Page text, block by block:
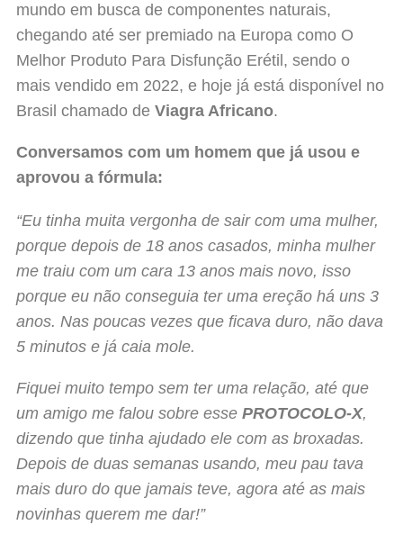
mundo em busca de componentes naturais,
chegando até ser premiado na Europa como O
Melhor Produto Para Disfunção Erétil, sendo o
mais vendido em 2022, e hoje já está disponível no
Brasil chamado de Viagra Africano.
Conversamos com um homem que já usou e
aprovou a fórmula:
“Eu tinha muita vergonha de sair com uma mulher,
porque depois de 18 anos casados, minha mulher
me traiu com um cara 13 anos mais novo, isso
porque eu não conseguia ter uma ereção há uns 3
anos. Nas poucas vezes que ficava duro, não dava
5 minutos e já caia mole.
Fiquei muito tempo sem ter uma relação, até que
um amigo me falou sobre esse PROTOCOLO-X,
dizendo que tinha ajudado ele com as broxadas.
Depois de duas semanas usando, meu pau tava
mais duro do que jamais teve, agora até as mais
novinhas querem me dar!”